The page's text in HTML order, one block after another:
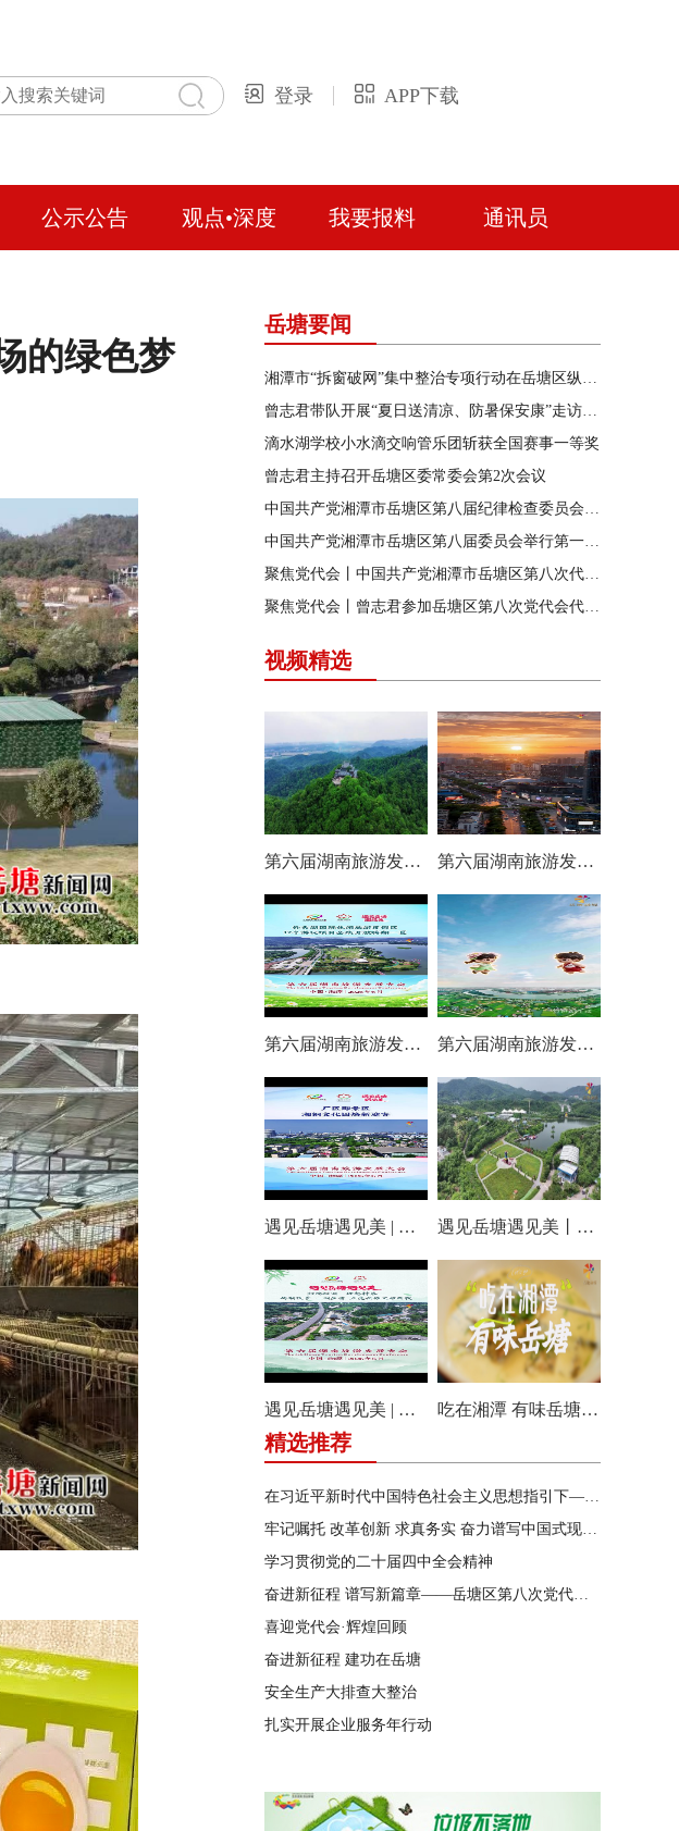
登录 APP下载
公示公告 观点•深度 我要报料 通讯员
的绿色梦
岳塘要闻
湘潭市“拆窗破网”集中整治专项行动在岳塘区纵深推进
曾志君带队开展“夏日送清凉、防暑保安康”走访慰问
滴水湖学校小水滴交响管乐团斩获全国赛事一等奖
曾志君主持召开岳塘区委常委会第2次会议
中国共产党湘潭市岳塘区第八届纪律检查委员会召开第一次全体会议
中国共产党湘潭市岳塘区第八届委员会举行第一次全体（扩大）会议
聚焦党代会丨中国共产党湘潭市岳塘区第八次代表大会胜利闭幕
聚焦党代会丨曾志君参加岳塘区第八次党代会代表团分团讨论
视频精选
第六届湖南旅游发展大会丨岳塘区：一村一景 一步一趣 第六届湖南旅游发展大会丨阿莲潭宝带你云游岳塘（二）
第六届湖南旅游发展大会丨仰天湖国际休闲旅游度假区17个游玩项目全线开放嗨翻一夏 第六届湖南旅游发展大会丨阿莲潭宝带你云游岳塘
遇见岳塘遇见美 | 厂区即景区，湘钢文化园焕新迎客！ 遇见岳塘遇见美丨盘龙大观园提质焕新迎八方客
遇见岳塘遇见美 | 归隐松涧·理想村落：两期筑景 一涧生香 点亮岳塘文旅新貌 吃在湘潭 有味岳塘丨云盘山下：匠心守本味 小院忆乡愁
精选推荐
在习近平新时代中国特色社会主义思想指引下——新时代 新作为 新篇章
牢记嘱托 改革创新 求真务实 奋力谱写中国式现代化湖南篇章
学习贯彻党的二十届四中全会精神
奋进新征程 谱写新篇章——岳塘区第八次党代会特别报道
喜迎党代会·辉煌回顾
奋进新征程 建功在岳塘
安全生产大排查大整治
扎实开展企业服务年行动